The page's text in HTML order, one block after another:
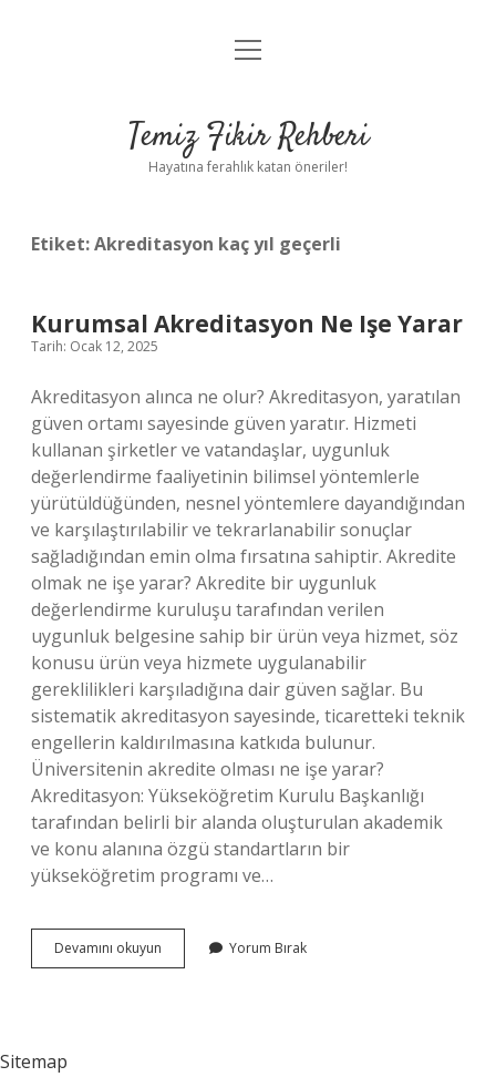
Anasayfa
Yasal Uyarı
menüyü
Temiz Fikir Rehberi
Hayatına ferahlık katan öneriler!
Etiket:Akreditasyon kaç yıl geçerli
Kurumsal Akreditasyon Ne Işe Yarar
Tarih: Ocak 12, 2025
Akreditasyon alınca ne olur? Akreditasyon, yaratılan
güven ortamı sayesinde güven yaratır. Hizmeti
kullanan şirketler ve vatandaşlar, uygunluk
değerlendirme faaliyetinin bilimsel yöntemlerle
yürütüldüğünden, nesnel yöntemlere dayandığından
ve karşılaştırılabilir ve tekrarlanabilir sonuçlar
sağladığından emin olma fırsatına sahiptir. Akredite
olmak ne işe yarar? Akredite bir uygunluk
değerlendirme kuruluşu tarafından verilen
uygunluk belgesine sahip bir ürün veya hizmet, söz
konusu ürün veya hizmete uygulanabilir
gereklilikleri karşıladığına dair güven sağlar. Bu
sistematik akreditasyon sayesinde, ticaretteki teknik
engellerin kaldırılmasına katkıda bulunur.
Üniversitenin akredite olması ne işe yarar?
Akreditasyon: Yükseköğretim Kurulu Başkanlığı
tarafından belirli bir alanda oluşturulan akademik
ve konu alanına özgü standartların bir
yükseköğretim programı ve…
Devamını okuyun Kurumsal
Akreditasyon
Yorum Bırak
Sitemap